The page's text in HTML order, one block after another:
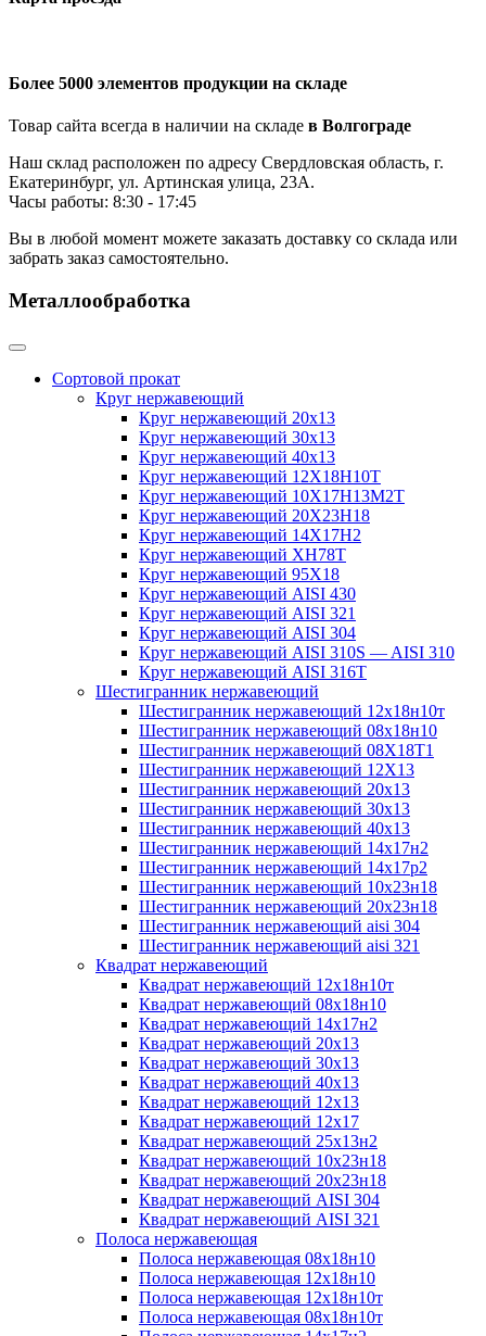
Более 5000 элементов продукции на складе
Товар сайта всегда в наличии на складе в Волгограде
Наш склад расположен по адресу Свердловская область, г.
Екатеринбург, ул. Артинская улица, 23А.
Часы работы: 8:30 - 17:45
Вы в любой момент можете заказать доставку со склада или
забрать заказ самостоятельно.
Металлообработка
Сортовой прокат
Круг нержавеющий
Круг нержавеющий 20х13
Круг нержавеющий 30х13
Круг нержавеющий 40х13
Круг нержавеющий 12Х18Н10Т
Круг нержавеющий 10Х17Н13М2T
Круг нержавеющий 20Х23Н18
Круг нержавеющий 14Х17Н2
Круг нержавеющий ХН78Т
Круг нержавеющий 95Х18
Круг нержавеющий AISI 430
Круг нержавеющий AISI 321
Круг нержавеющий AISI 304
Круг нержавеющий AISI 310S — AISI 310
Круг нержавеющий AISI 316T
Шестигранник нержавеющий
Шестигранник нержавеющий 12х18н10т
Шестигранник нержавеющий 08х18н10
Шестигранник нержавеющий 08Х18Т1
Шестигранник нержавеющий 12Х13
Шестигранник нержавеющий 20х13
Шестигранник нержавеющий 30х13
Шестигранник нержавеющий 40х13
Шестигранник нержавеющий 14х17н2
Шестигранник нержавеющий 14х17р2
Шестигранник нержавеющий 10х23н18
Шестигранник нержавеющий 20х23н18
Шестигранник нержавеющий aisi 304
Шестигранник нержавеющий aisi 321
Квадрат нержавеющий
Квадрат нержавеющий 12х18н10т
Квадрат нержавеющий 08х18н10
Квадрат нержавеющий 14х17н2
Квадрат нержавеющий 20х13
Квадрат нержавеющий 30х13
Квадрат нержавеющий 40х13
Квадрат нержавеющий 12х13
Квадрат нержавеющий 12х17
Квадрат нержавеющий 25х13н2
Квадрат нержавеющий 10х23н18
Квадрат нержавеющий 20х23н18
Квадрат нержавеющий AISI 304
Квадрат нержавеющий AISI 321
Полоса нержавеющая
Полоса нержавеющая 08х18н10
Полоса нержавеющая 12х18н10
Полоса нержавеющая 12х18н10т
Полоса нержавеющая 08х18н10т